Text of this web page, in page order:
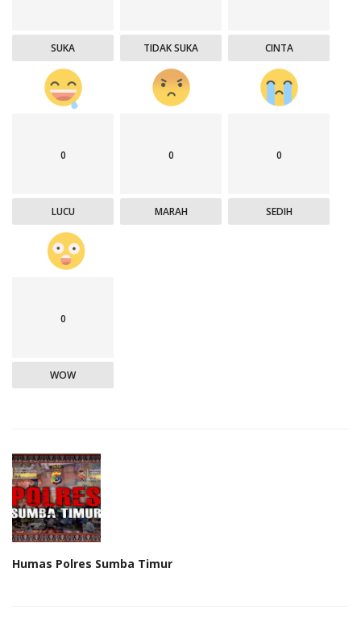
SUKA TIDAK SUKA CINTA
0
LUCU
0
MARAH
0
SEDIH
0
WOW
Humas Polres Sumba Timur